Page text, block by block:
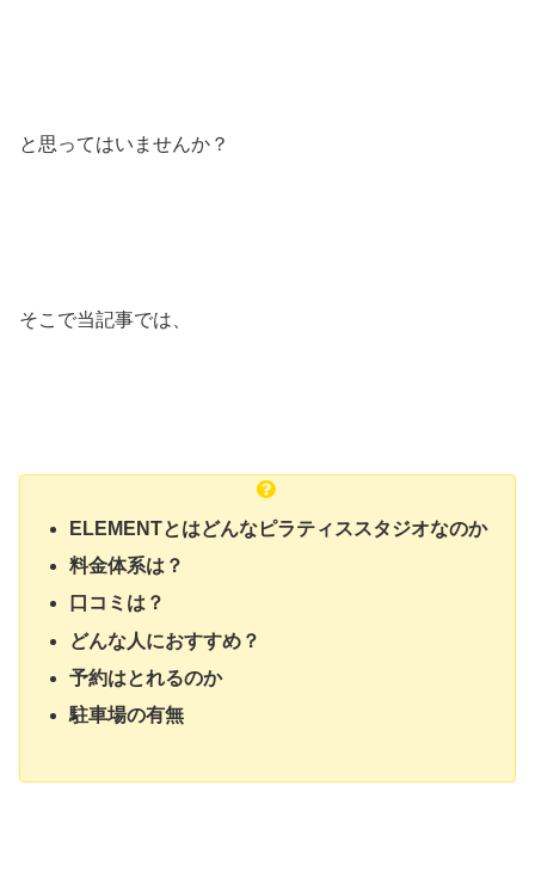
と思ってはいませんか？
そこで当記事では、
ELEMENTとはどんなピラティススタジオなのか
料金体系は？
口コミは？
どんな人におすすめ？
予約はとれるのか
駐車場の有無